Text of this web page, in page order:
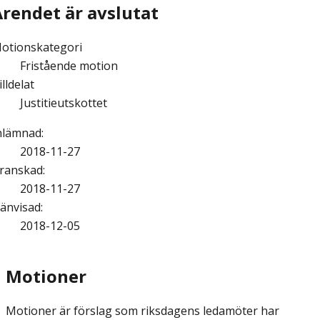
är avslutat
Fristående motion
Justitieutskottet
:
2018-11-27
:
2018-11-27
:
2018-12-05
Motioner
Motioner är förslag som riksdagens ledamöter har